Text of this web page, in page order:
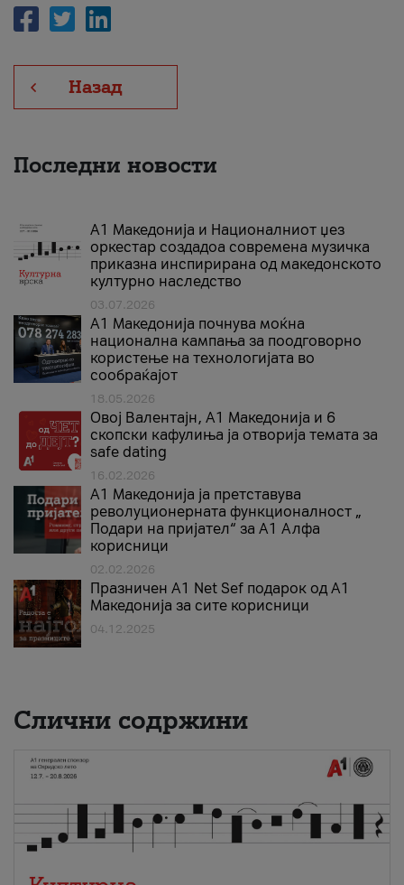
Назад
Последни новости
А1 Македонија и Националниот џез
оркестар создадоа современа музичка
приказна инспирирана од македонското
културно наследство
03.07.2026
A1 Македонија почнува моќна
национална кампања за поодговорно
користење на технологијата во
сообраќајот
18.05.2026
Овој Валентајн, A1 Македонија и 6
скопски кафулиња ја отворија темата за
safe dating
16.02.2026
А1 Македонија ја претставува
револуционерната функционалност „
Подари на пријател“ за А1 Алфа
корисници
02.02.2026
Празничен A1 Net Sеf подарок од А1
Македонија за сите корисници
04.12.2025
Слични содржини